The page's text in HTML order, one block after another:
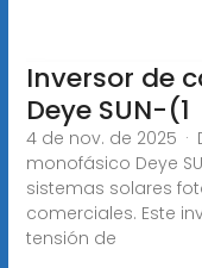
Inversor de
Deye SUN-(1
4 de nov. de 2025
monofásico Deye
sistemas solares
comerciales. Este
tensión de